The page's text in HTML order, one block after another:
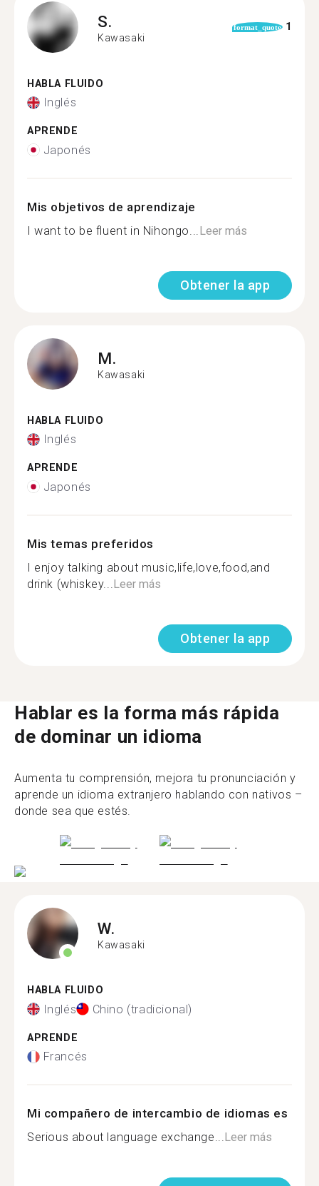
S.
Kawasaki
format_quote 1
HABLA FLUIDO
Inglés
APRENDE
Japonés
Mis objetivos de aprendizaje
I want to be fluent in Nihongo... Leer más
Obtener la app
M.
Kawasaki
HABLA FLUIDO
Inglés
APRENDE
Japonés
Mis temas preferidos
I enjoy talking about music,life,love,food,and
drink (whiskey... Leer más
Obtener la app
Hablar es la forma más rápida
de dominar un idioma
Aumenta tu comprensión, mejora tu pronunciación y
aprende un idioma extranjero hablando con nativos –
donde sea que estés.
W.
Kawasaki
HABLA FLUIDO
Inglés Chino (tradicional)
APRENDE
Francés
Mi compañero de intercambio de idiomas es
Serious about language exchange...Leer más